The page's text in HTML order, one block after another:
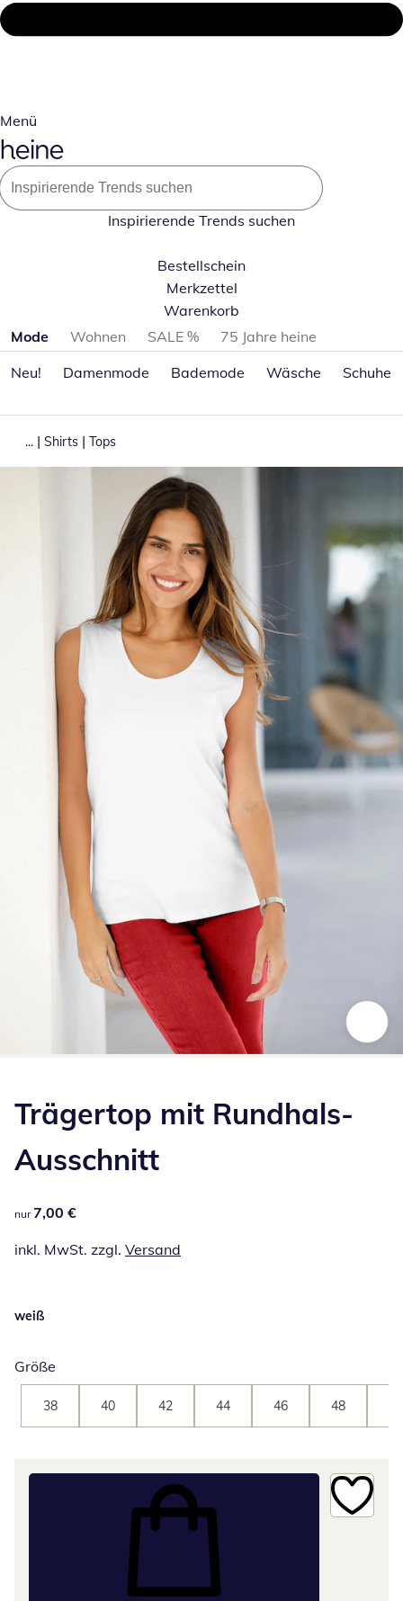
Menü
Inspirierende Trends suchen
Bestellschein
Merkzettel
Warenkorb
Produktkategorien überspringen
Mode Wohnen SALE %
75 Jahre heine
Neu!
Damenmode Bademode Wäsche Schuhe
... | Shirts | Tops
Trägertop mit Rundhals-
Ausschnitt
7,00 €
nur 7,00 €
inkl. MwSt. zzgl. Versand
weiß
Größe
38 40 42 44 46 48